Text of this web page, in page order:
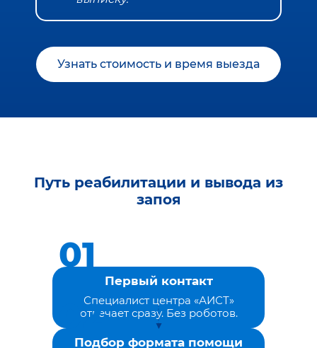
Узнать стоимость и время выезда
Путь реабилитации и вывода из
запоя
Первый контакт
Специалист центра «АИСТ»
отвечает сразу. Без роботов.
Подбор формата помощи